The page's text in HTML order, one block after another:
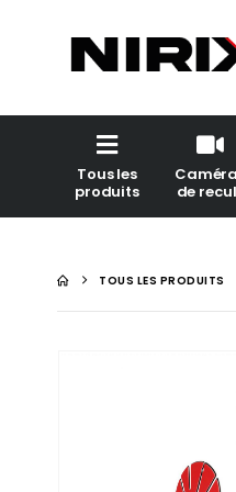
Tous les
produits
Caméra
de recul
TOUS LES PRODUITS